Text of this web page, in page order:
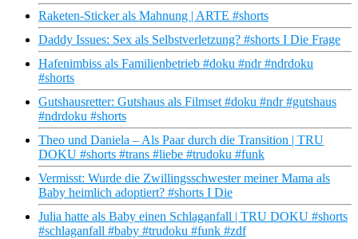
Raketen-Sticker als Mahnung | ARTE #shorts
Daddy Issues: Sex als Selbstverletzung? #shorts I Die Frage
Hafenimbiss als Familienbetrieb #doku #ndr #ndrdoku
#shorts
Gutshausretter: Gutshaus als Filmset #doku #ndr #gutshaus
#ndrdoku #shorts
Theo und Daniela – Als Paar durch die Transition | TRU
DOKU #shorts #trans #liebe #trudoku #funk
Vermisst: Wurde die Zwillingsschwester meiner Mama als
Baby heimlich adoptiert? #shorts I Die
Julia hatte als Baby einen Schlaganfall | TRU DOKU #shorts
#schlaganfall #baby #trudoku #funk #zdf